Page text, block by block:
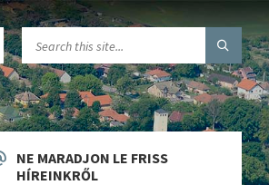
NE MARADJON LE FRISS
HÍREINKRŐL